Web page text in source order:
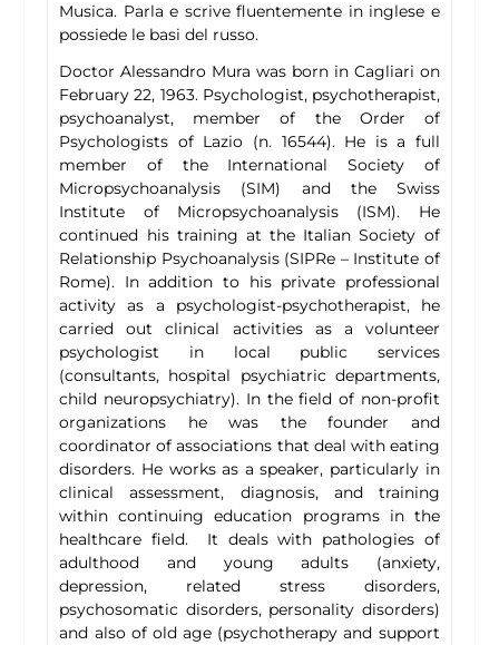
Musica. Parla e scrive fluentemente in inglese e
possiede le basi del russo.
Doctor Alessandro Mura was born in Cagliari on
February 22, 1963. Psychologist, psychotherapist,
psychoanalyst, member of the Order of
Psychologists of Lazio (n. 16544). He is a full
member of the International Society of
Micropsychoanalysis (SIM) and the Swiss
Institute of Micropsychoanalysis (ISM). He
continued his training at the Italian Society of
Relationship Psychoanalysis (SIPRe – Institute of
Rome). In addition to his private professional
activity as a psychologist-psychotherapist, he
carried out clinical activities as a volunteer
psychologist in local public services
(consultants, hospital psychiatric departments,
child neuropsychiatry). In the field of non-profit
organizations he was the founder and
coordinator of associations that deal with eating
disorders. He works as a speaker, particularly in
clinical assessment, diagnosis, and training
within continuing education programs in the
healthcare field. It deals with pathologies of
adulthood and young adults (anxiety,
depression, related stress disorders,
psychosomatic disorders, personality disorders)
and also of old age (psychotherapy and support